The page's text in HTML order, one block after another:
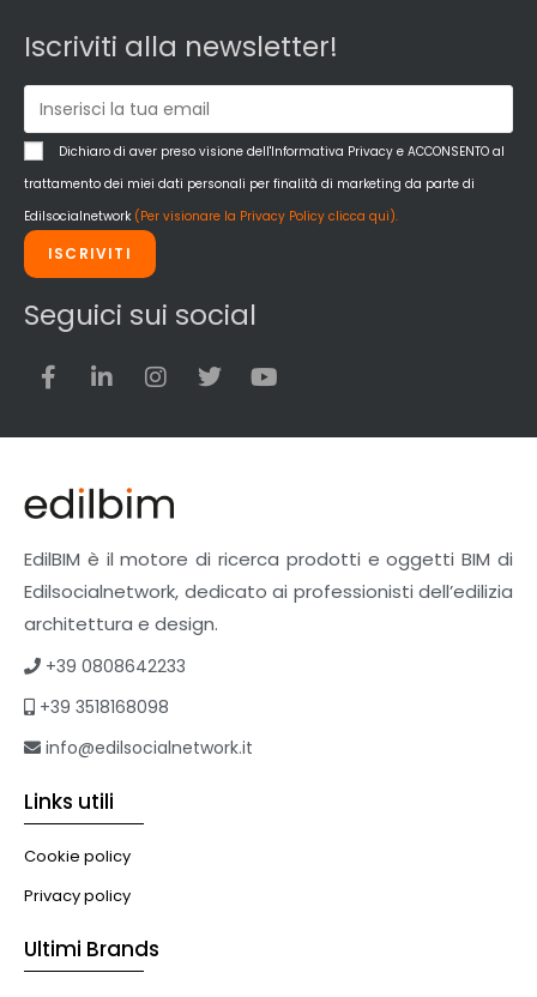
Pannelli
Pareti esterne e facciate
Pareti Interne
reti
Reti di adduzione gas
Sicurezza e dpi
Siderurgia
Strumenti di rilievo e misurazione
Strutture
Superfici
Teli
Veicoli multiuso
Pavimenti e rivestimenti
Pavimenti industriali
Sistemi giardini pensili
Supporti per esterni
Tetti verdi
eBook
Formazione professionale
Illuminazione
Murature
Iscriviti alla newsletter!
Dichiaro di aver preso visione dell'Informativa Privacy e ACCONSENTO al
trattamento dei miei dati personali per finalità di marketing da parte di
Edilsocialnetwork (Per visionare la Privacy Policy clicca qui).
ISCRIVITI
Seguici sui social
EdilBIM è il motore di ricerca prodotti e oggetti BIM di
Edilsocialnetwork, dedicato ai professionisti dell’edilizia
architettura e design.
+39 0808642233
+39 3518168098
info@edilsocialnetwork.it
Links utili
Cookie policy
Privacy policy
Ultimi Brands